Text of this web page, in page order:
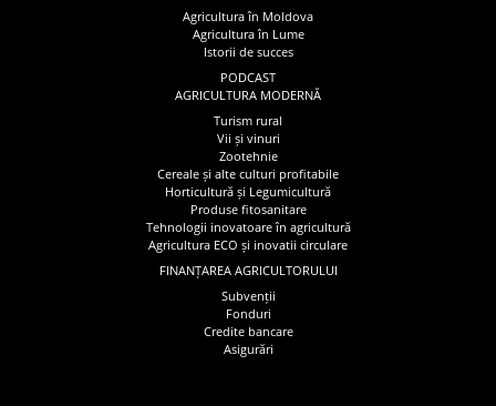
Agricultura în Moldova
Agricultura în Lume
Istorii de succes
PODCAST
AGRICULTURA MODERNĂ
Turism rural
Vii și vinuri
Zootehnie
Cereale și alte culturi profitabile
Horticultură și Legumicultură
Produse fitosanitare
Tehnologii inovatoare în agricultură
Agricultura ECO și inovatii circulare
FINANȚAREA AGRICULTORULUI
Subvenții
Fonduri
Credite bancare
Asigurări